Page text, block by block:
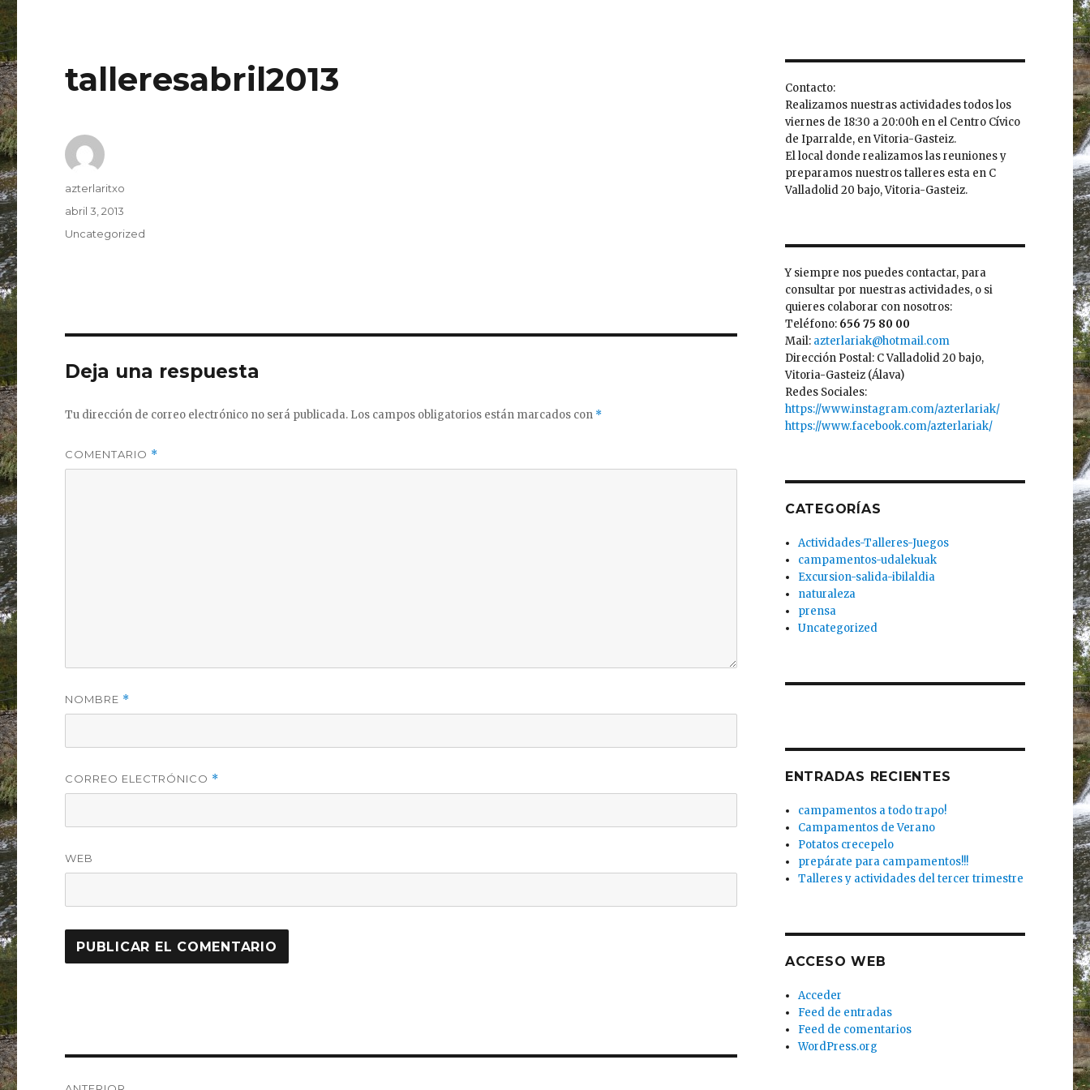
talleresabril2013
Autor
azterlaritxo
Publicado
abril 3, 2013
Categorías
Uncategorized
Deja una respuesta
Tu dirección de correo electrónico no será publicada. Los campos obligatorios están marcados con *
COMENTARIO *
NOMBRE *
CORREO ELECTRÓNICO *
WEB
Contacto:
Realizamos nuestras actividades todos los
viernes de 18:30 a 20:00h en el Centro Cívico
de Iparralde, en Vitoria-Gasteiz.
El local donde realizamos las reuniones y
preparamos nuestros talleres esta en C
Valladolid 20 bajo, Vitoria-Gasteiz.
Y siempre nos puedes contactar, para
consultar por nuestras actividades, o si
quieres colaborar con nosotros:
Teléfono: 656 75 80 00
Mail: azterlariak@hotmail.com
Dirección Postal: C Valladolid 20 bajo,
Vitoria-Gasteiz (Álava)
Redes Sociales:
https://www.instagram.com/azterlariak/
https://www.facebook.com/azterlariak/
CATEGORÍAS
Actividades-Talleres-Juegos
campamentos-udalekuak
Excursion-salida-ibilaldia
naturaleza
prensa
Uncategorized
ENTRADAS RECIENTES
campamentos a todo trapo!
Campamentos de Verano
Potatos crecepelo
prepárate para campamentos!!!
Talleres y actividades del tercer trimestre
ACCESO WEB
Acceder
Feed de entradas
Feed de comentarios
WordPress.org